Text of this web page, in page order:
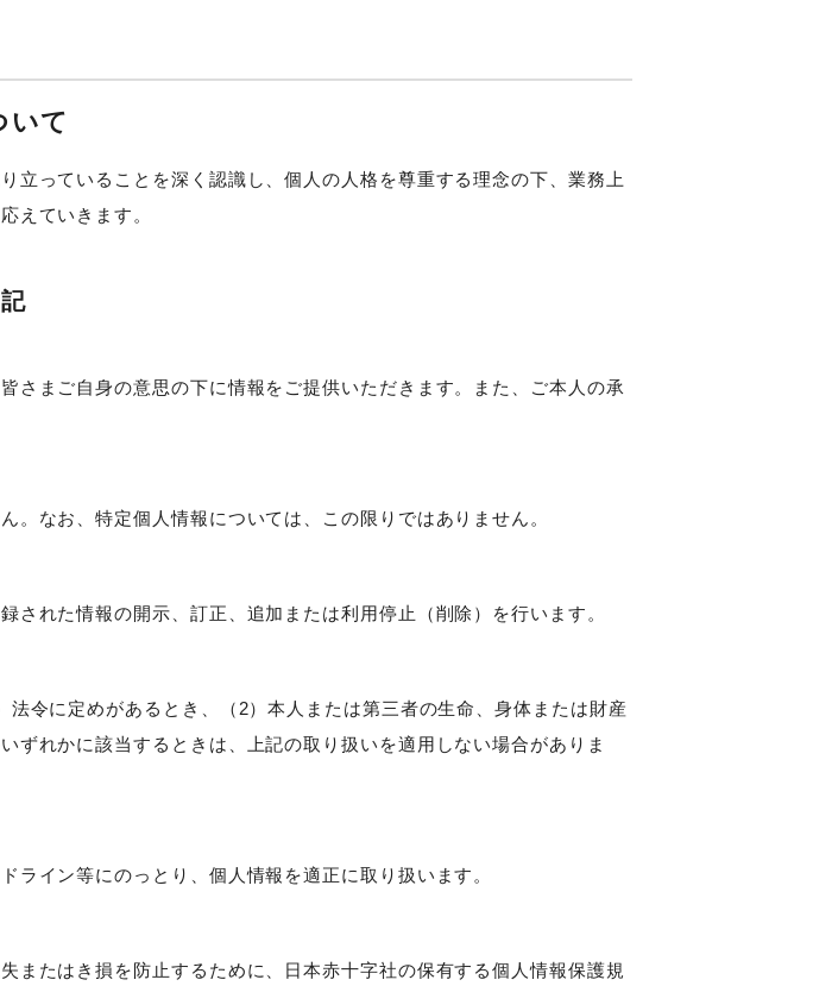
いて
立っていることを深く認識し、個人の人格を尊重する理念の下、業務上
えていきます。
記
さまご自身の意思の下に情報をご提供いただきます。また、ご本人の承
なお、特定個人情報については、この限りではありません。
れた情報の開示、訂正、追加または利用停止（削除）を行います。
令に定めがあるとき、（2）本人または第三者の生命、身体または財産
ずれかに該当するときは、上記の取り扱いを適用しない場合がありま
イン等にのっとり、個人情報を適正に取り扱います。
またはき損を防止するために、日本赤十字社の保有する個人情報保護規